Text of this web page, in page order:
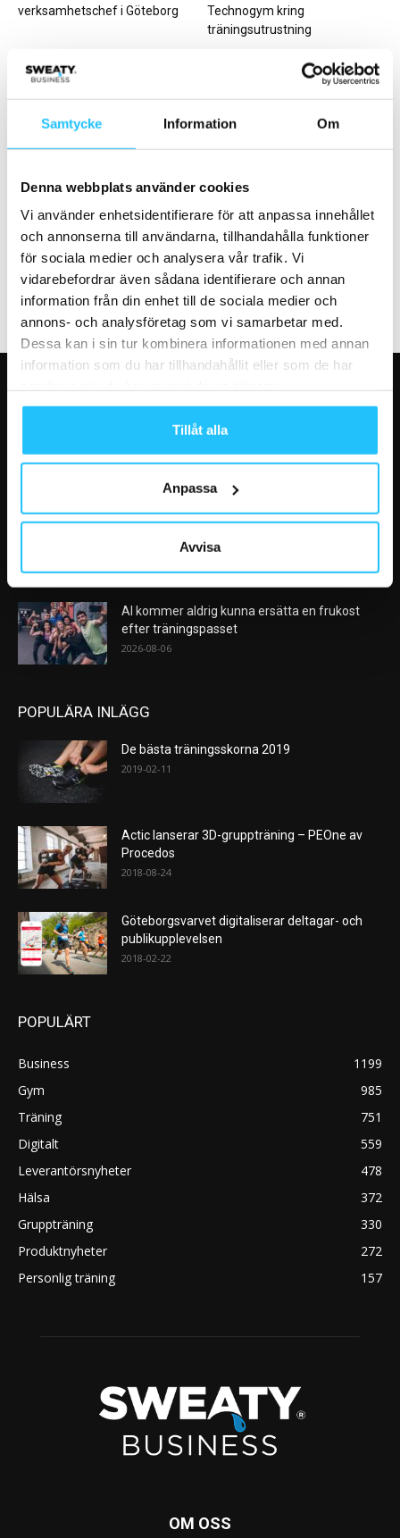
Samtycke Information Om
Denna webbplats använder cookies
Vi använder enhetsidentifierare för att anpassa innehållet
och annonserna till användarna, tillhandahålla funktioner
för sociala medier och analysera vår trafik. Vi
vidarebefordrar även sådana identifierare och annan
information från din enhet till de sociala medier och
annons- och analysföretag som vi samarbetar med.
Dessa kan i sin tur kombinera informationen med annan
information som du har tillhandahållit eller som de har
Tillåt alla
Anpassa
Avvisa
verksamhetschef i Göteborg
Technogym kring
träningsutrustning
Crossfit säger upp 20 procent
av de anställda
EuropeActive arrangerar
toppmötet Active Leadership
Forum i Köpenhamn 5-7
september
VÅRA FAVORITER
Efter rekordåren: Träningsmarknaden går in i
en ny fas – medlemslojalitet...
Nike satsar på hybridträning när Hyrox formar
nästa stora kategori
AI kommer aldrig kunna ersätta en frukost
efter träningspasset
2026-08-06
POPULÄRA INLÄGG
De bästa träningsskorna 2019
2019-02-11
Actic lanserar 3D-gruppträning – PEOne av
Procedos
2018-08-24
Göteborgsvarvet digitaliserar deltagar- och
publikupplevelsen
2018-02-22
POPULÄRT
Business
1199
Gym
985
Träning
751
Digitalt
559
Leverantörsnyheter
478
Hälsa
372
Gruppträning
330
Produktnyheter
272
Personlig träning
157
OM OSS